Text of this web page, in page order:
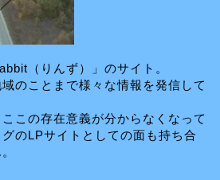
（りんず）」のサイト。
のことまで様々な情報を発信して
この存在意義が分からなくなって
のLPサイトとしての面も持ち合